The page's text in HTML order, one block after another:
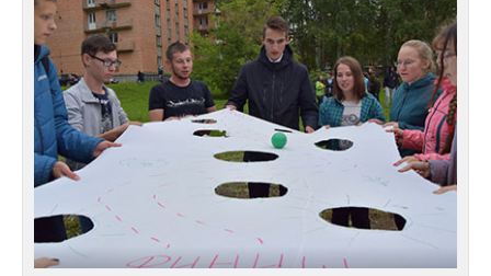
Организация питания в
образовательной организации
Абитуриенту
Университет
Об университете